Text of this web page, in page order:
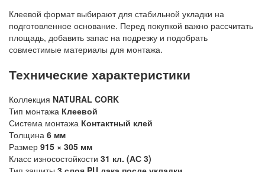
Клеевой формат выбирают для стабильной укладки на
подготовленное основание. Перед покупкой важно рассчитать
площадь, добавить запас на подрезку и подобрать
совместимые материалы для монтажа.
Технические характеристики
Коллекция NATURAL CORK
Тип монтажа Клеевой
Система монтажа Контактный клей
Толщина 6 мм
Размер 915 × 305 мм
Класс износостойкости 31 кл. (АС 3)